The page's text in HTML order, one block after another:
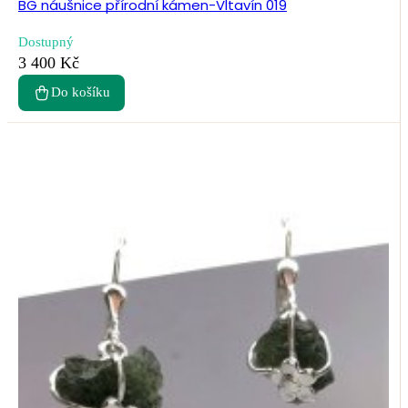
BG náušnice přírodní kámen-Vltavín 019
Dostupný
3 400 Kč
Do košíku